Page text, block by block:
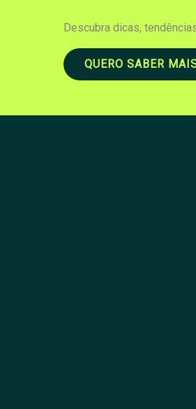
Descubra dicas,
QUERO SABER